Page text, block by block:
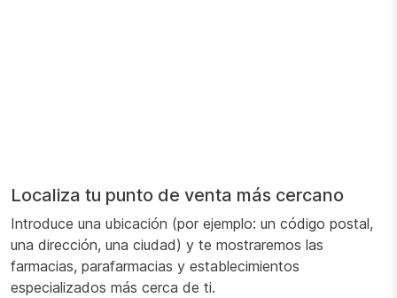
Localiza tu punto de venta más cercano
Introduce una ubicación (por ejemplo: un código postal,
una dirección, una ciudad) y te mostraremos las
farmacias, parafarmacias y establecimientos
especializados más cerca de ti.